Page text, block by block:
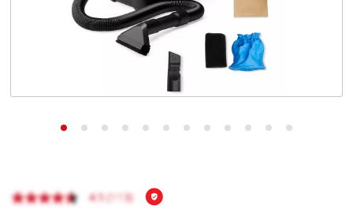
English